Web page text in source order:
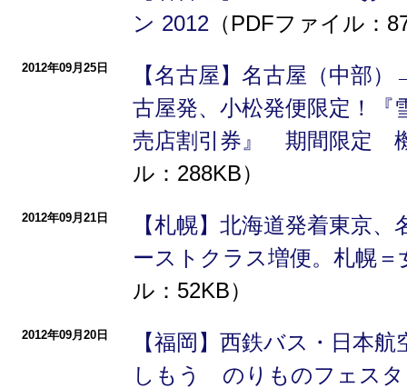
ン 2012（PDFファイル：
2012年09月25日
【名古屋】名古屋（中
古屋発、小松発便限定！『
売店割引券』 期間限定
ル：288KB）
2012年09月21日
【札幌】北海道発着東京
ーストクラス増便。札幌＝
ル：52KB）
2012年09月20日
【福岡】西鉄バス・日本
しもう のりものフェスタ